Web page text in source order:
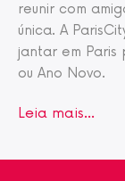
reunir com
única. A
jantar em
ou Ano Novo.
Leia mais…